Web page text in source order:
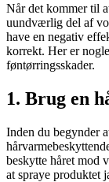
Når det kommer til
uundværlig del af
have en negativ
korrekt. Her er
føntørringsskader.
1. Brug en
Inden du begynder
beskytte håret mod
at spraye produktet